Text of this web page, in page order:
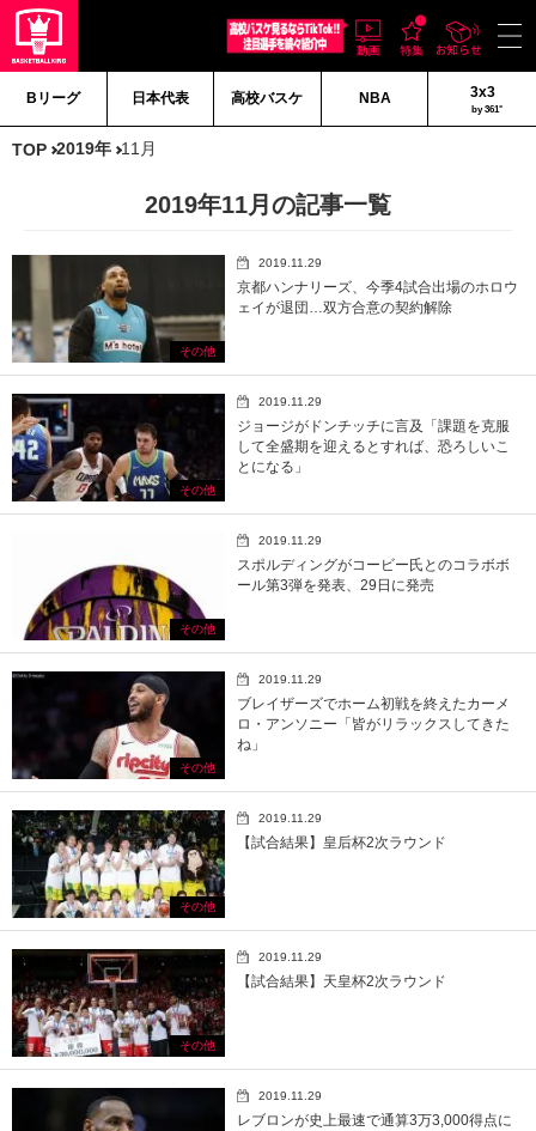
Bリーグ 日本代表 高校バスケ NBA 3x3
by 361°
TOP 2019年 11月
2019年11月の記事一覧
その他
2019.11.29
京都ハンナリーズ、今季4試合出場のホロウ
ェイが退団…双方合意の契約解除
その他
2019.11.29
ジョージがドンチッチに言及「課題を克服
して全盛期を迎えるとすれば、恐ろしいこ
とになる」
その他
2019.11.29
スポルディングがコービー氏とのコラボボ
ール第3弾を発表、29日に発売
その他
2019.11.29
ブレイザーズでホーム初戦を終えたカーメ
ロ・アンソニー「皆がリラックスしてきた
ね」
その他
2019.11.29
【試合結果】皇后杯2次ラウンド
その他
2019.11.29
【試合結果】天皇杯2次ラウンド
2019.11.29
レブロンが史上最速で通算3万3,000得点に